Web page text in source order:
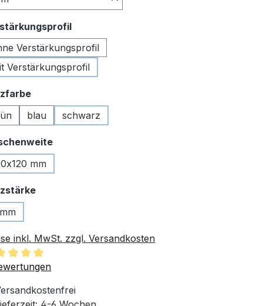
auswählen
Verstärkungsprofil
Verstärkungsprofil
auswählen
blau schwarz
auswählen
mm
auswählen
inkl. MwSt. zzgl. Versandkosten
Bewertung von 5 von 5 Sternen